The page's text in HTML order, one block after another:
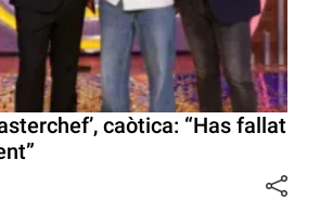
caòtica: “Has fallat